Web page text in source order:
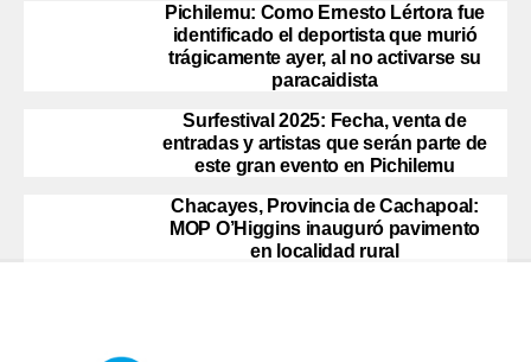
Pichilemu: Como Ernesto Lértora fue
identificado el deportista que murió
trágicamente ayer, al no activarse su
paracaidista
Surfestival 2025: Fecha, venta de
entradas y artistas que serán parte de
este gran evento en Pichilemu
Chacayes, Provincia de Cachapoal:
MOP O’Higgins inauguró pavimento
en localidad rural